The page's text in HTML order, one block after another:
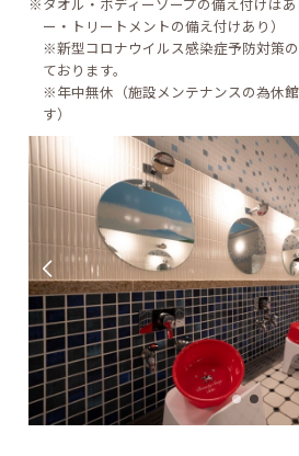
※タオル・ボディーソープの備え付けはあ
ー・トリートメントの備え付けあり）
※新型コロナウイルス感染症予防対策
ております。
※年中無休（施設メンテナンスの為休
す）